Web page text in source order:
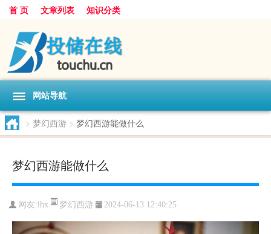
首 页 文章列表 知识分类
网站导航
> 梦幻西游 > 梦幻西游能做什么
梦幻西游能做什么
网友: lhx 梦幻西游 2024-06-13 12:40:25